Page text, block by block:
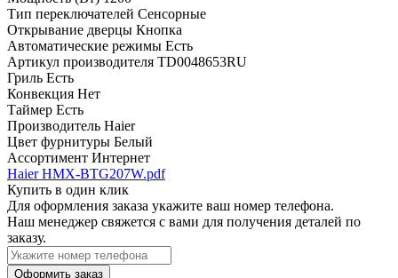
Тип переключателей Сенсорные
Открывание дверцы Кнопка
Автоматические режимы Есть
Артикул производителя TD0048653RU
Гриль Есть
Конвекция Нет
Таймер Есть
Производитель Haier
Цвет фурнитуры Белый
Ассортимент Интернет
Haier HMX-BTG207W.pdf
Купить в один клик
Для оформления заказа укажите ваш номер телефона.
Наш менеджер свяжется с вами для получения деталей по
заказу.
Оформить заказ